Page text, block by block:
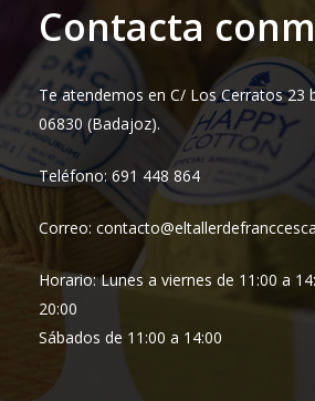
Contacta
Te atendemos en C/ Los Cerratos 23
06830 (Badajoz).
Teléfono: 691 448 864
Correo:
Horario: Lunes a viernes de 11:00 a
20:00
Sábados de 11:00 a 14:00